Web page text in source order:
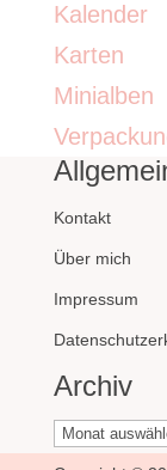
Kalender
Karten
Minialben
Kontakt
Über mich
Impressum
Archiv
Archiv